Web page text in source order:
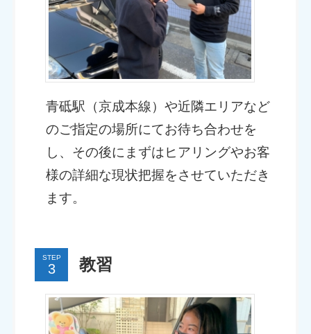
青砥駅（京成本線）や近隣エリアなど
のご指定の場所にてお待ち合わせを
し、その後にまずはヒアリングやお客
様の詳細な現状把握をさせていただき
ます。
STEP 教習